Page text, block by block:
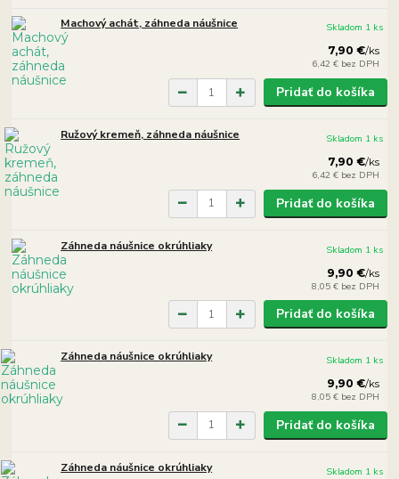
Machový achát, záhneda náušnice
7,90 €/ks
6,42 € bez DPH
Skladom 1 ks
Pridať do košíka
Ružový kremeň, záhneda náušnice
7,90 €/ks
6,42 € bez DPH
Skladom 1 ks
Pridať do košíka
Záhneda náušnice okrúhliaky
9,90 €/ks
8,05 € bez DPH
Skladom 1 ks
Pridať do košíka
Záhneda náušnice okrúhliaky
9,90 €/ks
8,05 € bez DPH
Skladom 1 ks
Pridať do košíka
Záhneda náušnice okrúhliaky Skladom 1 ks